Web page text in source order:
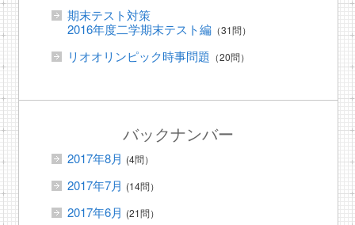
期末テスト対策
2016年度二学期末テスト編（31問）
リオオリンピック時事問題 （20問）
バックナンバー
2017年8月 (4問）
2017年7月 (14問）
2017年6月 (21問）